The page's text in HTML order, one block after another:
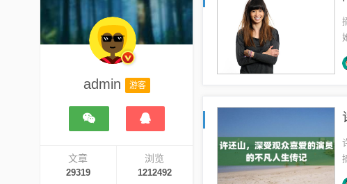
admin 游客
文章
29319
浏览
1212492